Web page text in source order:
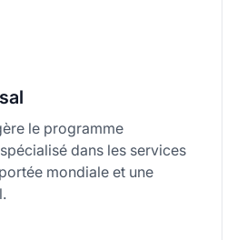
le programme
dans les services
mondiale et une